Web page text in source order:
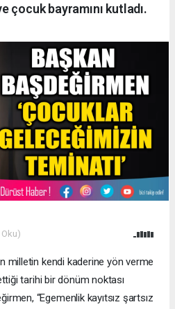
çocuk bayramını kutladı.
milletin kendi kaderine yön verme
tarihi bir dönüm noktası
“Egemenlik kayıtsız şartsız